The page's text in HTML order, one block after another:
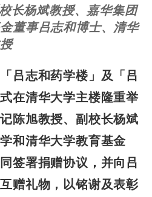
长杨斌教授、嘉华集团
董事吕志和博士、清华
吕志和药学楼」及「吕
在清华大学主楼隆重举
陈旭教授、副校长杨斌
和清华大学教育基金
签署捐赠协议，并向吕
赠礼物，以铭谢及表彰